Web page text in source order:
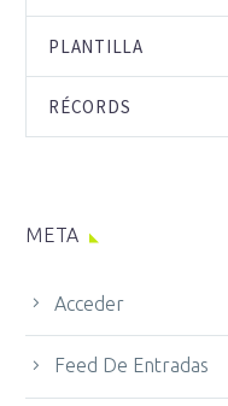
PLANTILLA
RÉCORDS
META
Acceder
Feed De Entradas